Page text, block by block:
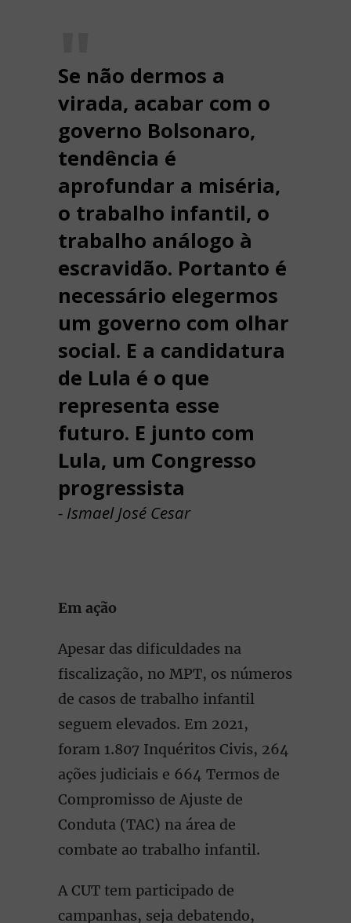
Se não dermos a
virada, acabar com o
governo Bolsonaro,
tendência é
aprofundar a miséria,
o trabalho infantil, o
trabalho análogo à
escravidão. Portanto é
necessário elegermos
um governo com olhar
social. E a candidatura
de Lula é o que
representa esse
futuro. E junto com
Lula, um Congresso
progressista
- Ismael José Cesar
Em ação
Apesar das dificuldades na
fiscalização, no MPT, os números
de casos de trabalho infantil
seguem elevados. Em 2021,
foram 1.807 Inquéritos Civis, 264
ações judiciais e 664 Termos de
Compromisso de Ajuste de
Conduta (TAC) na área de
combate ao trabalho infantil.
A CUT tem participado de
campanhas, seja debatendo,